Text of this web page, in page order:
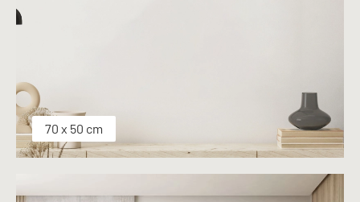
70 x 50 cm